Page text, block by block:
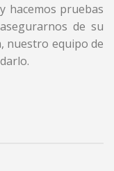
hacemos pruebas
de su
nuestro equipo de